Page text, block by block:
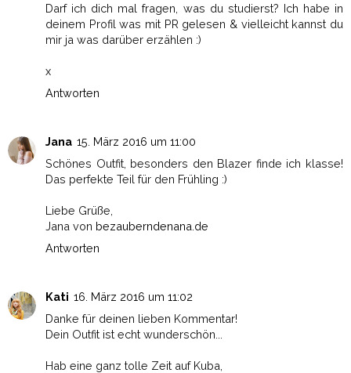
Darf ich dich mal fragen, was du studierst? Ich habe in
deinem Profil was mit PR gelesen & vielleicht kannst du
mir ja was darüber erzählen :)
x
Antworten
Jana 15. März 2016 um 11:00
Schönes Outfit, besonders den Blazer finde ich klasse!
Das perfekte Teil für den Frühling :)
Liebe Grüße,
Jana von bezauberndenana.de
Antworten
Kati 16. März 2016 um 11:02
Danke für deinen lieben Kommentar!
Dein Outfit ist echt wunderschön...
Hab eine ganz tolle Zeit auf Kuba,